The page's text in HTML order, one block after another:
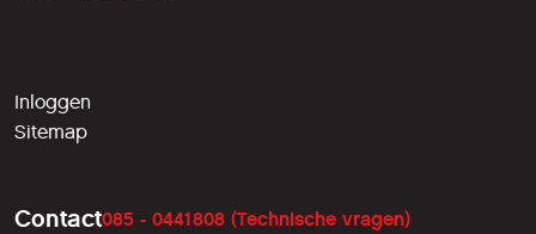
Inloggen
Sitemap
Contact085 - 0441808 (Technische vragen)